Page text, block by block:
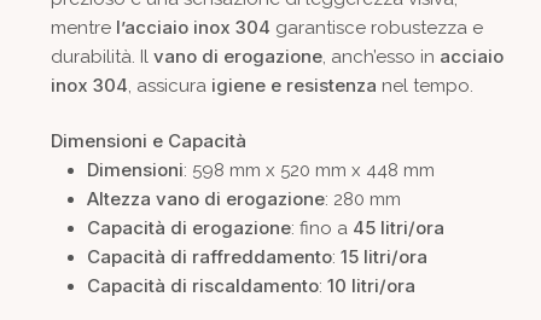
mentre l’acciaio inox 304 garantisce robustezza e
durabilità. Il vano di erogazione, anch’esso in acciaio
inox 304, assicura igiene e resistenza nel tempo.
Dimensioni e Capacità
Dimensioni: 598 mm x 520 mm x 448 mm
Altezza vano di erogazione: 280 mm
Capacità di erogazione: fino a 45 litri/ora
Capacità di raffreddamento: 15 litri/ora
Capacità di riscaldamento: 10 litri/ora